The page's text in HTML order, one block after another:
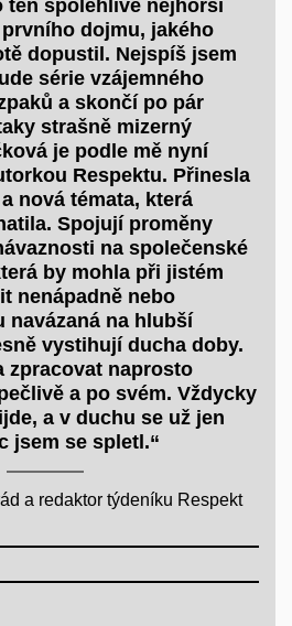
ten spolehlivě nejhorší
dojmu, jakého
dopustil. Nejspíš jsem
série vzájemného
a skončí po pár
strašně mizerný
je podle mě nyní
Respektu. Přinesla
nová témata, která
Spojují proměny
na společenské
by mohla při jistém
nenápadně nebo
navázaná na hlubší
vystihují ducha doby.
zpracovat naprosto
a po svém. Vždycky
a v duchu se už jen
jsem se spletl.“
a redaktor týdeníku Respekt